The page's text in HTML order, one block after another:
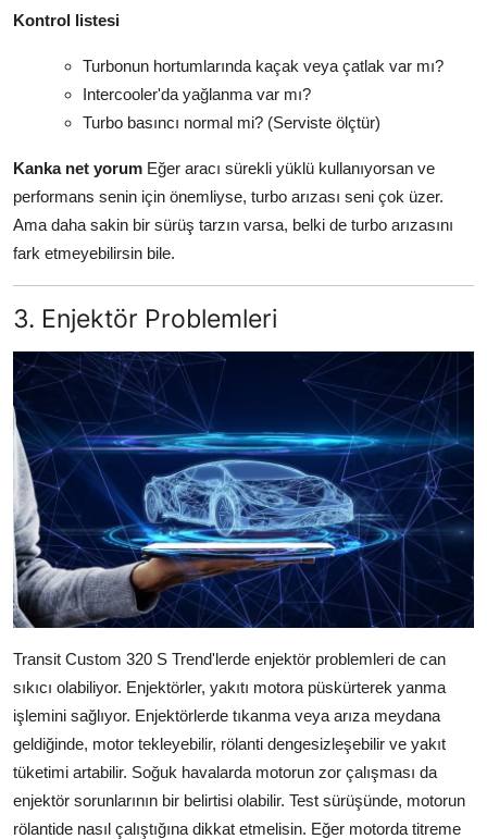
Kontrol listesi
Turbonun hortumlarında kaçak veya çatlak var mı?
Intercooler'da yağlanma var mı?
Turbo basıncı normal mi? (Serviste ölçtür)
Kanka net yorum Eğer aracı sürekli yüklü kullanıyorsan ve
performans senin için önemliyse, turbo arızası seni çok üzer.
Ama daha sakin bir sürüş tarzın varsa, belki de turbo arızasını
fark etmeyebilirsin bile.
3. Enjektör Problemleri
Transit Custom 320 S Trend'lerde enjektör problemleri de can
sıkıcı olabiliyor. Enjektörler, yakıtı motora püskürterek yanma
işlemini sağlıyor. Enjektörlerde tıkanma veya arıza meydana
geldiğinde, motor tekleyebilir, rölanti dengesizleşebilir ve yakıt
tüketimi artabilir. Soğuk havalarda motorun zor çalışması da
enjektör sorunlarının bir belirtisi olabilir. Test sürüşünde, motorun
rölantide nasıl çalıştığına dikkat etmelisin. Eğer motorda titreme